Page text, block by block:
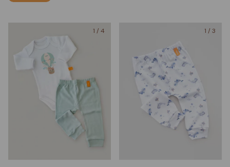
1 / 4 1 / 3